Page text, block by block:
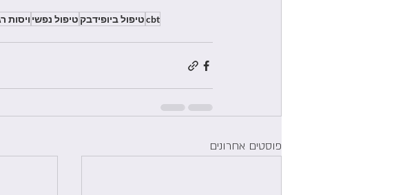
cbtטיפול ביופידבקטיפול נפשי ויסות
פוסטים אחרונים